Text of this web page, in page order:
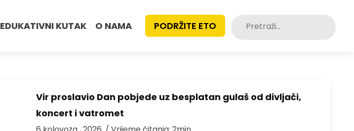
EDUKATIVNI KUTAK O NAMA PODRŽITE ETO Pretraži:
Vir proslavio Dan pobjede uz besplatan gulaš od divljači,
koncert i vatromet